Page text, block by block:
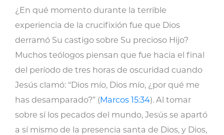
¿En qué momento durante la terrible
experiencia de la crucifixión fue que Dios
derramó Su castigo sobre Su precioso Hijo?
Muchos teólogos piensan que fue hacia el final
del período de tres horas de oscuridad cuando
Jesús clamó: “Dios mío, Dios mío, ¿por qué me
has desamparado?” (Marcos 15:34). Al tomar
sobre sí los pecados del mundo, Jesús se apartó
a sí mismo de la presencia santa de Dios, y Dios,